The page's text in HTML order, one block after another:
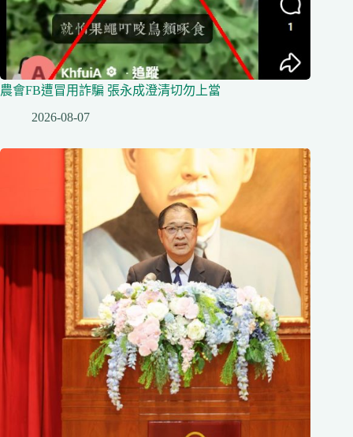
農會FB遭冒用詐騙 張永成澄清切勿上當
2026-08-07